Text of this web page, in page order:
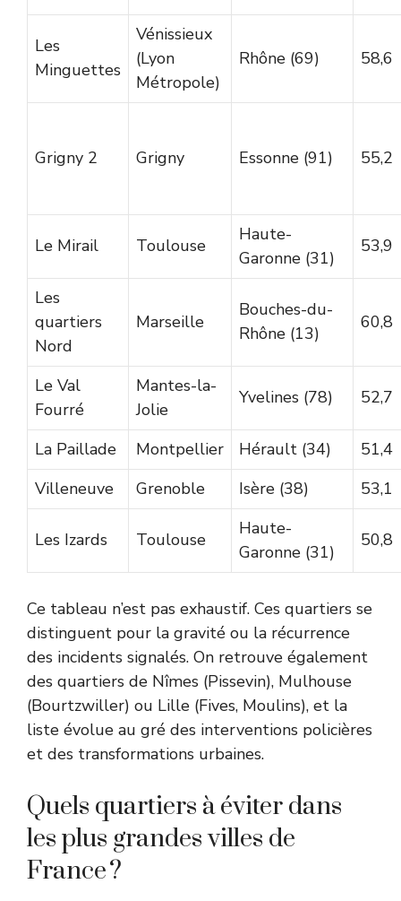
Les
Minguettes
Vénissieux
(Lyon
Métropole)
Rhône (69) 58,6
Grigny 2 Grigny Essonne (91) 55,2
Le Mirail Toulouse
Haute-
Garonne (31)
53,9
Les
quartiers
Nord
Marseille
Bouches-du-
Rhône (13)
60,8
Le Val
Fourré
Mantes-la-
Jolie
Yvelines (78) 52,7
La Paillade Montpellier Hérault (34)
51,4
Villeneuve
Grenoble Isère (38) 53,1
Les Izards Toulouse
Haute-
Garonne (31)
50,8
Ce tableau n’est pas exhaustif. Ces quartiers se
distinguent pour la gravité ou la récurrence
des incidents signalés. On retrouve également
des quartiers de Nîmes (Pissevin), Mulhouse
(Bourtzwiller) ou Lille (Fives, Moulins), et la
liste évolue au gré des interventions policières
et des transformations urbaines.
Quels quartiers à éviter dans
les plus grandes villes de
France ?